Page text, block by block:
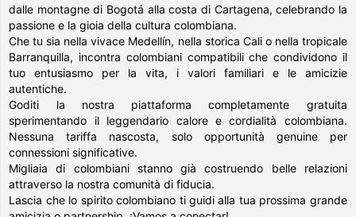
dalle montagne di Bogotá alla costa di Cartagena, celebrando la
passione e la gioia della cultura colombiana.
Che tu sia nella vivace Medellín, nella storica Cali o nella tropicale
Barranquilla, incontra colombiani compatibili che condividono il
tuo entusiasmo per la vita, i valori familiari e le amicizie
autentiche.
Goditi la nostra piattaforma completamente gratuita
sperimentando il leggendario calore e cordialità colombiana.
Nessuna tariffa nascosta, solo opportunità genuine per
connessioni significative.
Migliaia di colombiani stanno già costruendo belle relazioni
attraverso la nostra comunità di fiducia.
Lascia che lo spirito colombiano ti guidi alla tua prossima grande